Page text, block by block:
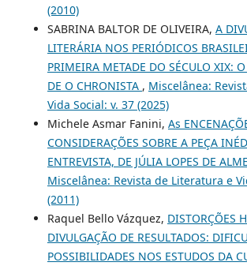
(2010)
SABRINA BALTOR DE OLIVEIRA, A
LITERÁRIA NOS PERIÓDICOS
PRIMEIRA METADE DO SÉCULO XIX:
DE O CHRONISTA , Miscelânea:
Vida Social: v. 37 (2025)
Michele Asmar Fanini, As
CONSIDERAÇÕES SOBRE A PEÇA
ENTREVISTA, DE JÚLIA LOPES DE
Miscelânea: Revista de Literatura e
(2011)
Raquel Bello Vázquez, DISTORÇÕES
DIVULGAÇÃO DE RESULTADOS:
POSSIBILIDADES NOS ESTUDOS DA